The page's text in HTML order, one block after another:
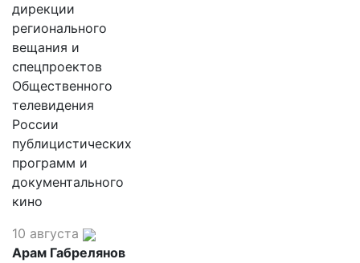
дирекции
регионального
вещания и
спецпроектов
Общественного
телевидения
России
публицистических
программ и
документального
кино
10 августа
Арам Габрелянов